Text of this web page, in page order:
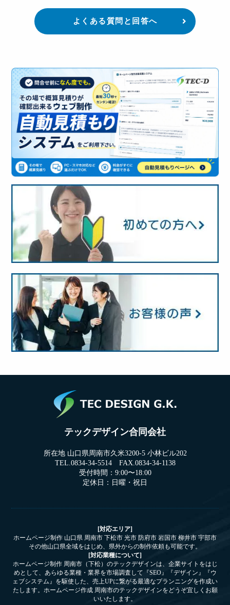
テックデザインのホームページ作成サービスで
た。
もちろん、お客さまにもたくさんご協力いただく
ことはあるかもしれませんが、基本的には紹介文
やキャッチコピーなどもお客さまに変わって、テ
ックデザインが作成しておりますので、実際は、
それほど深く考えずともホームページ制作は進め
どうか気構えず、まずはお気軽に相談してみてい
ただければ幸いです。
らっしゃいます。
その多くのご担当者さまが、Eメールのやりとり
ぜひ、貴方も『ホームページで世界に向けて情報
発信する』という醍醐味を味わっていただければ
幸いです。
以下の動画で、TEC-Dのホームページ作成サービ
スにて、標準で付いている更新システムへの新着
情報やブログを投稿する手順をガイドしておりま
すので、よろしければチェックしていただければ
と思います。
TEC-D のCMSについて、詳しくはこちらのページ
もご参照下さい。
https://www.tec-d.com/gaiyou/tecd-cms/
実際に制作にかかる時間や難易度などから価格を
設定しているため内容の充実度の割に他社と比較
また、特殊なホームページでない限り、ウェブデ
ザイン会社でも最もコストのかかるウェブシステ
ム（プログラミング）などに外注業者を使わず、
自社制作プログラムまたは、オープンソースプロ
グラムを利用していることも、コストパフォーマ
ンスの良い要因となっています。
スが増えて来ました。
は、Eメールやお電話だけのやり取りで解決でき
るようになりましたので、県内外を問わずどうぞ
ご安心してご相談ください。
まずはお気軽にお問い合わせいただければ幸いで
す。
なぜかというと、『プル型広告（お客様側が自ら
探して来られる形式の広告）』の分類に属するホ
し、成果に結びつく確立も当然下がると考えるか
らです。
そして、自らが手がけさせていただいたホームペ
ージが積極的に活用され、世界に向けて情報発信
されて、人と人との繋がりを生んでいくというこ
とはテックデザイン自身の願いでもあり、喜びで
もあります。
ですから、出来る限りのサポートを心がけていま
す。
当たり前の話しですね。
て、ユーザーさま同士の情報共有も推進している
ほか、更新業務についてもご相談承っております
ので、お気軽にご相談下さい。
当社では取材を元に原稿作成から代行させていた
だいております（もちろんお客様側で原稿を用意
内容によってはお打合せにかける手間が少なくな
ったり、流用できる素材などがある場合はかなり
お安く作成できることもございますが、ケースに
いのが現実です。
まずはコチラから見積をとっていただき、金額に
納得していただいた上で申し込んでいただければ
と思います。
なお、お見積は無料となっております。
よくある質問と回答へ
テックデザイン合同会社
所在地 山口県周南市久米3200-5 小林ビル202
TEL.0834-34-5514 FAX.0834-34-1138
受付時間：9:00〜18:00
定休日：日曜・祝日
[対応エリア]
ホームページ制作 山口県 周南市 下松市 光市 防府市 岩国市 柳井市 宇部市
その他山口県全域をはじめ、県外からの制作依頼も可能です。
[対応業種について]
ホームページ制作 周南市（下松）のテックデザインは、企業サイトをはじ
めとして、あらゆる業種・業界を市場調査して『SEO』『デザイン』『ウ
ェブシステム』を駆使した、売上UPに繋がる最適なプランニングを作成い
たします。ホームページ作成 周南市のテックデザインをどうぞ宜しくお願
いいたします。